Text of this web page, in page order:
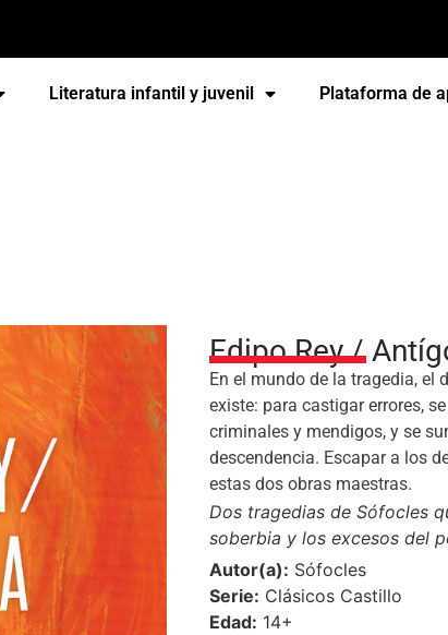
Literatura infantil y juvenil Plataforma de
Edipo Rey /
En el mundo de la tragedia, el
existe: para castigar errores,
criminales y mendigos, y se
descendencia. Escapar a los
estas dos obras maestras.
Dos tragedias de Sófocles
soberbia y los excesos del
Autor(a): Sófocles
Serie: Clásicos Castillo
Edad: 14+